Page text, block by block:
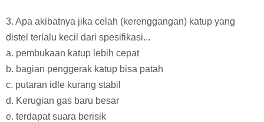
3. Apa akibatnya jika celah (kerenggangan) katup yang
distel terlalu kecil dari spesifikasi...
a. pembukaan katup lebih cepat
b. bagian penggerak katup bisa patah
c. putaran idle kurang stabil
d. Kerugian gas baru besar
e. terdapat suara berisik